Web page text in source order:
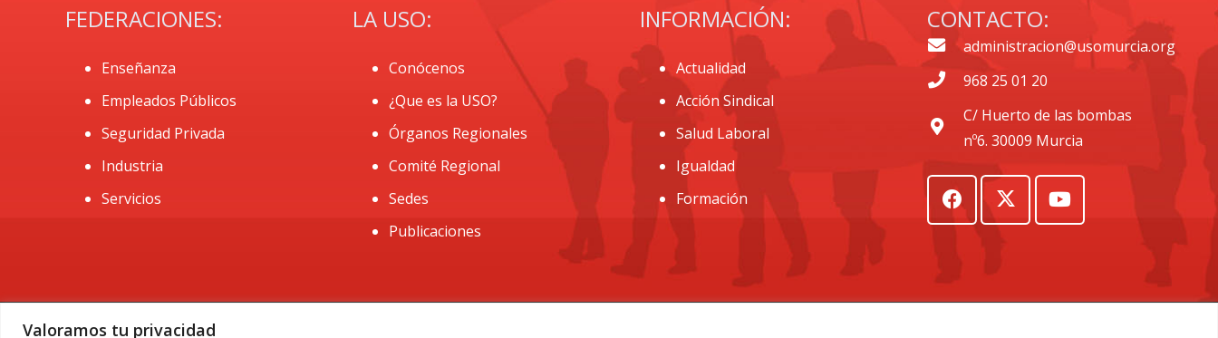
Valoramos tu privacidad
FEDERACIONES:
Enseñanza
Empleados Públicos
Seguridad Privada
Industria
Servicios
LA USO:
Conócenos
¿Que es la USO?
Órganos Regionales
Comité Regional
Sedes
Publicaciones
INFORMACIÓN:
Actualidad
Acción Sindical
Salud Laboral
Igualdad
Formación
CONTACTO:
administracion@usomurcia.org
968 25 01 20
C/ Huerto de las bombas
nº6. 30009 Murcia